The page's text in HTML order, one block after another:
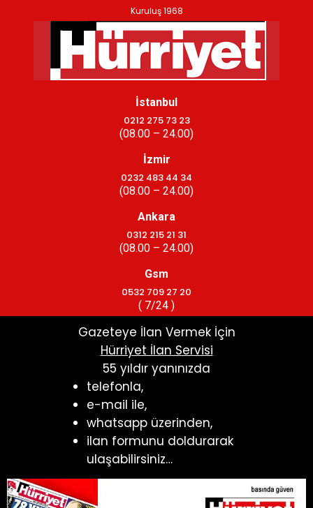
Kuruluş 1968
İstanbul
0212 275 73 23
(08.00 – 24.00)
İzmir
0232 483 44 34
(08.00 – 24.00)
Ankara
0312 215 21 31
(08.00 – 24.00)
Gsm
0532 709 27 20
( 7/24 )
Gazeteye İlan Vermek İçin
Hürriyet İlan Servisi
55 yıldır yanınızda
telefonla,
e-mail ile,
whatsapp üzerinden,
ilan formunu doldurarak
ulaşabilirsiniz…